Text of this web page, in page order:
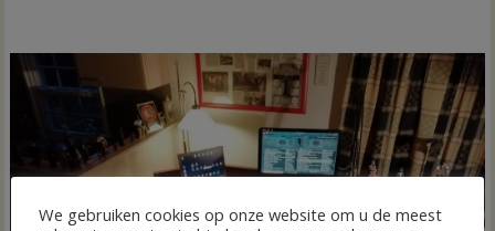
We gebruiken cookies op onze website om u de meest